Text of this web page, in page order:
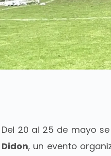
Del 20 al 25 de mayo
Didon, un evento